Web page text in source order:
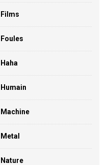
Films
Foules
Haha
Humain
Machine
Metal
Nature